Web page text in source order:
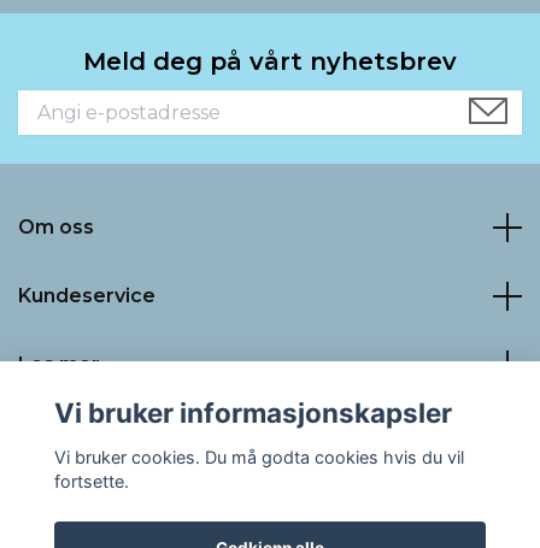
Meld deg på vårt nyhetsbrev
Om oss
Kundeservice
Les mer
Vi bruker informasjonskapsler
Vi bruker cookies. Du må godta cookies hvis du vil
fortsette.